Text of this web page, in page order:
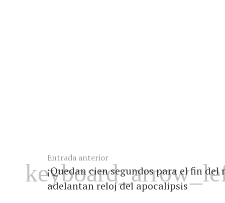
Entrada anterior
¡Quedan cien segundos para el fin
adelantan reloj del apocalipsis